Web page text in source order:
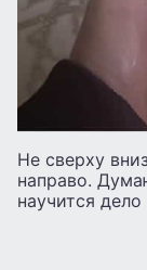
Не сверху
направо.
научится